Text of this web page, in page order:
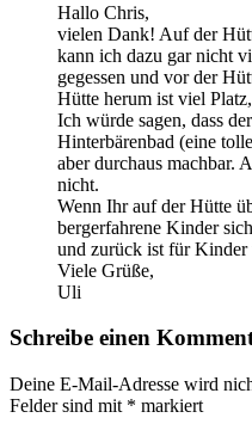
Hallo Chris,
vielen Dank! Auf der
kann ich dazu gar nicht
gegessen und vor der
Hütte herum ist viel
Ich würde sagen, dass
Hinterbärenbad (eine
aber durchaus machbar.
nicht.
Wenn Ihr auf der Hütte
bergerfahrene Kinder
und zurück ist für Kinder
Viele Grüße,
Uli
Schreibe einen
Deine E-Mail-Adresse wird
Felder sind mit * markiert